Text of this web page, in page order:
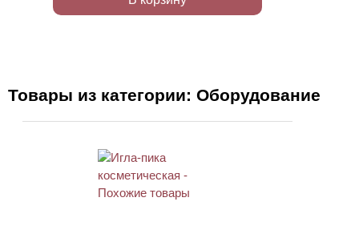
Товары из категории: Оборудование